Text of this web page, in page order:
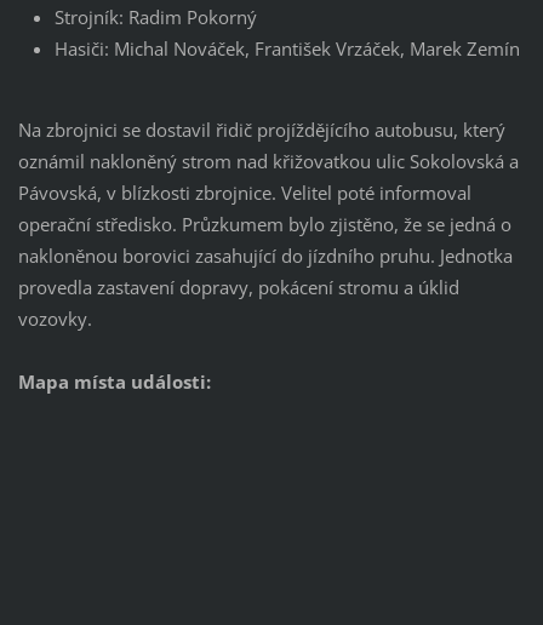
Strojník: Radim Pokorný
Hasiči: Michal Nováček, František Vrzáček, Marek Zemín
Na zbrojnici se dostavil řidič projíždějícího autobusu, který
oznámil nakloněný strom nad křižovatkou ulic Sokolovská a
Pávovská, v blízkosti zbrojnice. Velitel poté informoval
operační středisko. Průzkumem bylo zjistěno, že se jedná o
nakloněnou borovici zasahující do jízdního pruhu. Jednotka
provedla zastavení dopravy, pokácení stromu a úklid
vozovky.
Mapa místa události: